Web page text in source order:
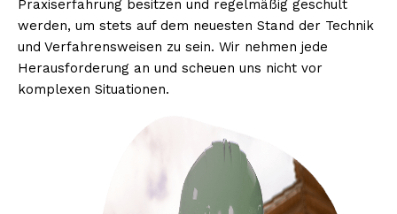
Praxiserfahrung besitzen und regelmäßig geschult
werden, um stets auf dem neuesten Stand der Technik
und Verfahrensweisen zu sein. Wir nehmen jede
Herausforderung an und scheuen uns nicht vor
komplexen Situationen.